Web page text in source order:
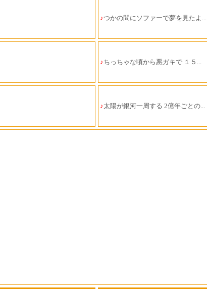
♪つかの間にソファーで夢を見たよ...
♪ちっちゃな頃から悪ガキで １５...
♪太陽が銀河一周する 2億年ごとの...